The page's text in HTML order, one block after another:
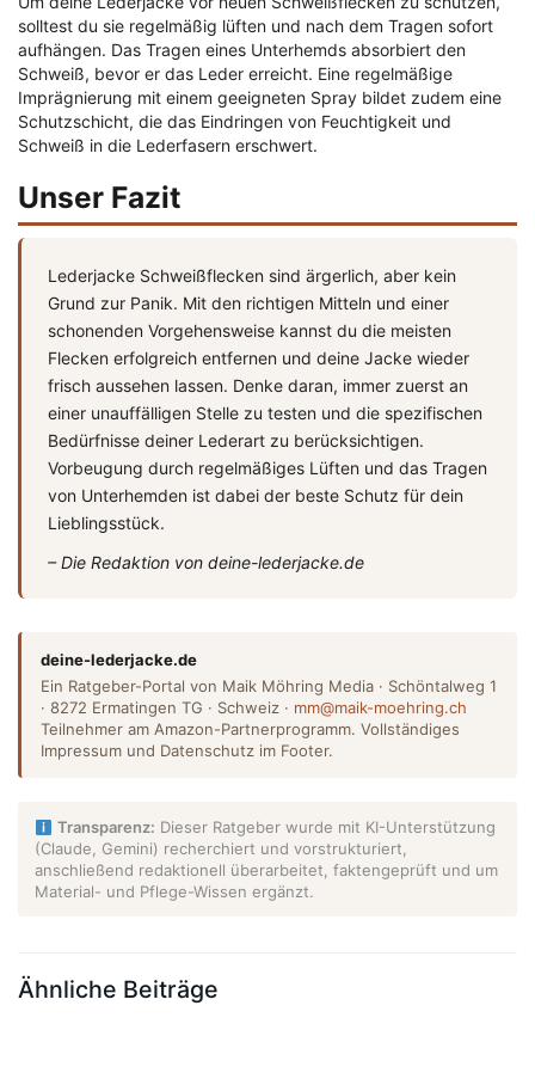
solltest du sie regelmäßig lüften und nach dem Tragen sofort
aufhängen. Das Tragen eines Unterhemds absorbiert den
Schweiß, bevor er das Leder erreicht. Eine regelmäßige
Imprägnierung mit einem geeigneten Spray bildet zudem eine
Schutzschicht, die das Eindringen von Feuchtigkeit und
Schweiß in die Lederfasern erschwert.
Unser Fazit
Lederjacke Schweißflecken sind ärgerlich, aber kein
Grund zur Panik. Mit den richtigen Mitteln und einer
schonenden Vorgehensweise kannst du die meisten
Flecken erfolgreich entfernen und deine Jacke wieder
frisch aussehen lassen. Denke daran, immer zuerst an
einer unauffälligen Stelle zu testen und die spezifischen
Bedürfnisse deiner Lederart zu berücksichtigen.
Vorbeugung durch regelmäßiges Lüften und das Tragen
von Unterhemden ist dabei der beste Schutz für dein
Lieblingsstück.
– Die Redaktion von deine-lederjacke.de
deine-lederjacke.de
Ein Ratgeber-Portal von Maik Möhring Media · Schöntalweg 1
· 8272 Ermatingen TG · Schweiz · mm@maik-moehring.ch
Teilnehmer am Amazon-Partnerprogramm. Vollständiges
Impressum und Datenschutz im Footer.
Transparenz: Dieser Ratgeber wurde mit KI-Unterstützung
(Claude, Gemini) recherchiert und vorstrukturiert,
anschließend redaktionell überarbeitet, faktengeprüft und um
Material- und Pflege-Wissen ergänzt.
Ähnliche Beiträge